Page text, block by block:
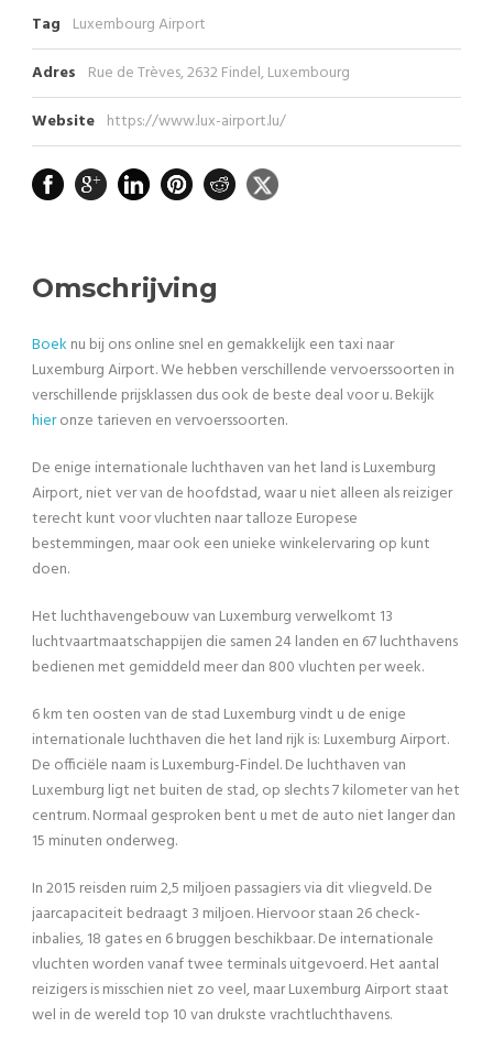
Tag Luxembourg Airport
Adres Rue de Trèves, 2632 Findel, Luxembourg
Website https://www.lux-airport.lu/
Omschrijving
Boek nu bij ons online snel en gemakkelijk een taxi naar
Luxemburg Airport. We hebben verschillende vervoerssoorten in
verschillende prijsklassen dus ook de beste deal voor u. Bekijk
hieronze tarieven en vervoerssoorten.
De enige internationale luchthaven van het land is Luxemburg
Airport, niet ver van de hoofdstad, waar u niet alleen als reiziger
terecht kunt voor vluchten naar talloze Europese
bestemmingen, maar ook een unieke winkelervaring op kunt
doen.
Het luchthavengebouw van Luxemburg verwelkomt 13
luchtvaartmaatschappijen die samen 24 landen en 67 luchthavens
bedienen met gemiddeld meer dan 800 vluchten per week.
6 km ten oosten van de stad Luxemburg vindt u de enige
internationale luchthaven die het land rijk is: Luxemburg Airport.
De officiële naam is Luxemburg-Findel. De luchthaven van
Luxemburg ligt net buiten de stad, op slechts 7 kilometer van het
centrum. Normaal gesproken bent u met de auto niet langer dan
15 minuten onderweg.
In 2015 reisden ruim 2,5 miljoen passagiers via dit vliegveld. De
jaarcapaciteit bedraagt 3 miljoen. Hiervoor staan 26 check-
inbalies, 18 gates en 6 bruggen beschikbaar. De internationale
vluchten worden vanaf twee terminals uitgevoerd. Het aantal
reizigers is misschien niet zo veel, maar Luxemburg Airport staat
wel in de wereld top 10 van drukste vrachtluchthavens.